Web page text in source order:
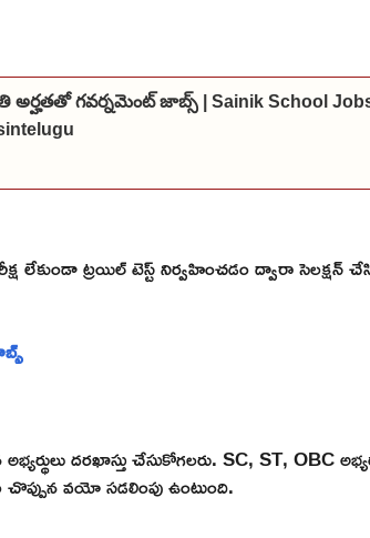
అర్హతతో గవర్నమెంట్ జాబ్స్ | Sainik School Jobs
లేకుండా ట్రయిల్ టెస్ట్ నిర్వహించడం ద్వారా సెలక్షన్
దరఖాస్తు చేసుకోగలరు. SC, ST, OBC
వయో సడలింపు ఉంటుంది.